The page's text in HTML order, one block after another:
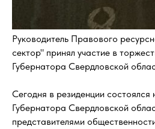
Руководитель Правового
сектор" принял участие в
Губернатора Свердловской
Сегодня в резиденции состоялся
Губернатора Свердловской
представителями